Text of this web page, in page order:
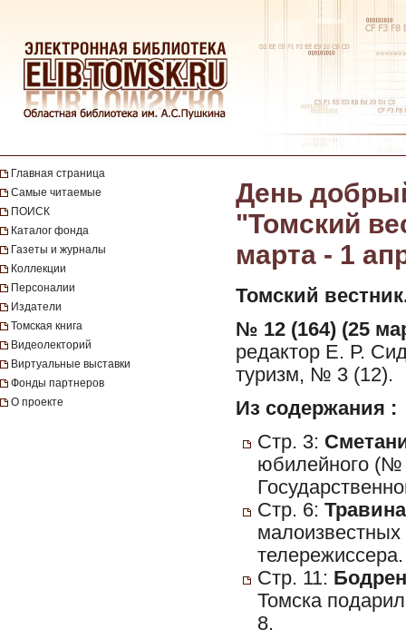
Главная страница
Самые читаемые
ПОИСК
Каталог фонда
Газеты и журналы
Коллекции
Персоналии
Издатели
Томская книга
Видеолекторий
Виртуальные выставки
Фонды партнеров
О проекте
День
"Томский
марта - 1
Томский
№ 12 (164) (25
редактор Е. Р.
туризм, № 3 (12).
Из содержания :
Стр. 3:
юбилейного (№
Стр. 6:
малоизвестных
телережиссера.
Стр. 11:
Томска
8.